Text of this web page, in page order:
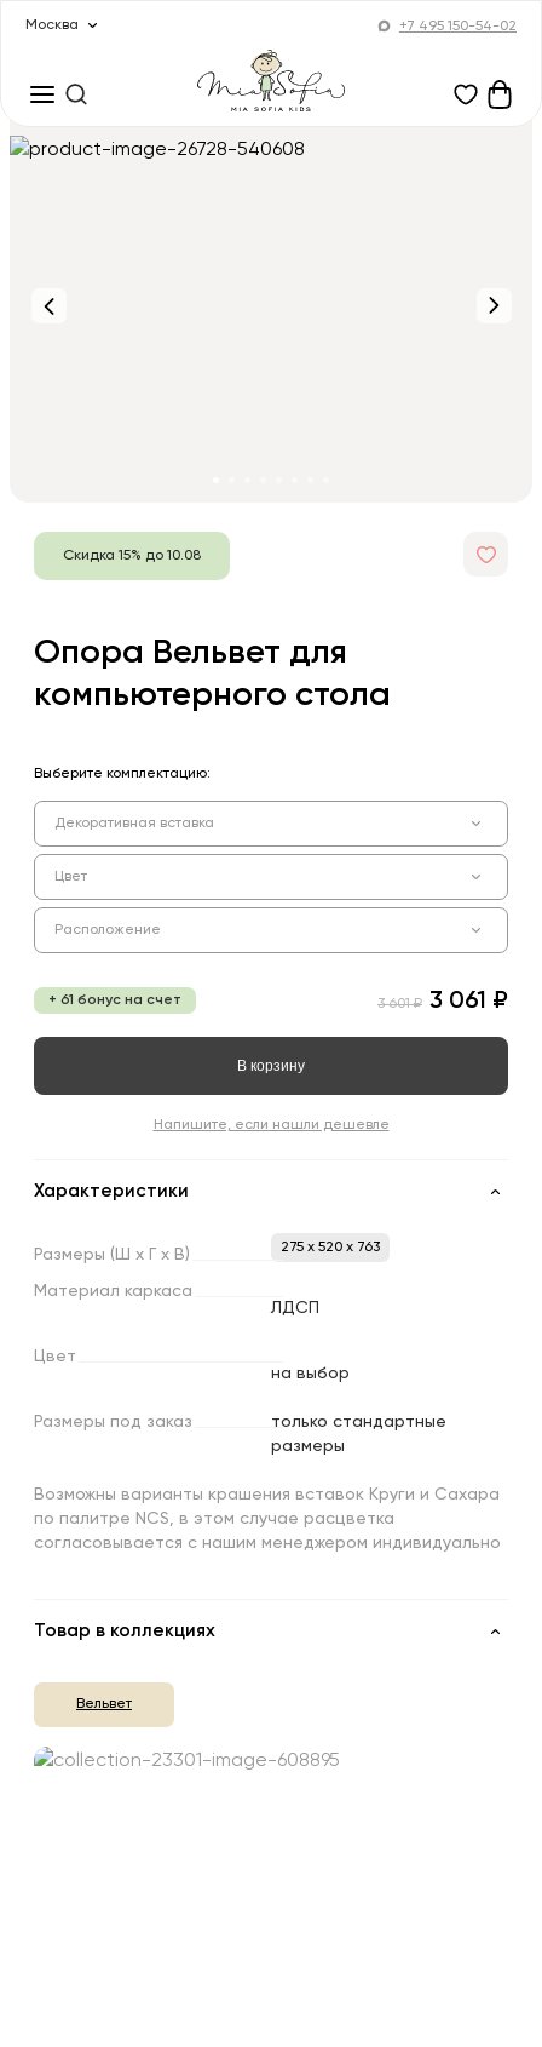
Москва +7 495 150-54-02
Скидка 15% до 10.08
Опора Вельвет для
компьютерного стола
Выберите комплектацию:
Декоративная вставка
Цвет
Расположение
+ 61 бонус на счет 3 601 ₽ 3 061 ₽
В корзину
Напишите, если нашли дешевле
Характеристики
Размеры (Ш х х В) 275 x 520 x 763
Материал каркаса
ЛДСП
Цвет
на выбор
Размеры под заказ
только стандартные
размеры
Возможны варианты крашения вставок Круги и Сахара
по палитре NCS, в этом случае расцветка
согласовывается с нашим менеджером индивидуально
Товар в коллекциях
Вельвет